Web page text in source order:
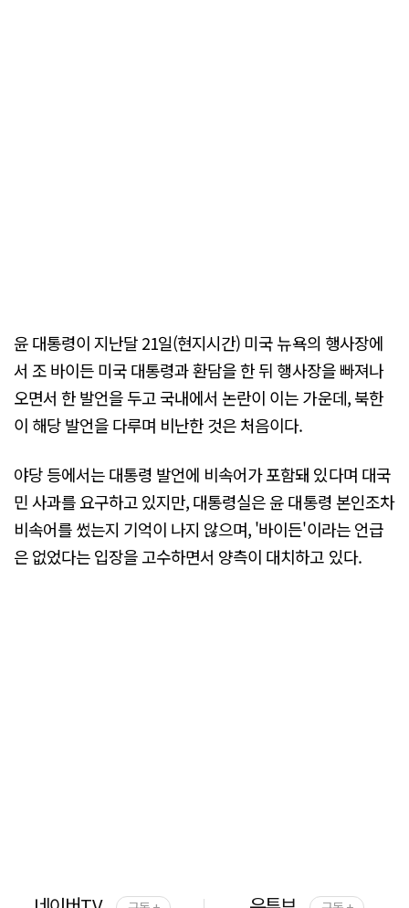
윤 대통령이 지난달 21일(현지시간) 미국 뉴욕의 행사장에
서 조 바이든 미국 대통령과 환담을 한 뒤 행사장을 빠져나
오면서 한 발언을 두고 국내에서 논란이 이는 가운데, 북한
이 해당 발언을 다루며 비난한 것은 처음이다.
야당 등에서는 대통령 발언에 비속어가 포함돼 있다며 대국
민 사과를 요구하고 있지만, 대통령실은 윤 대통령 본인조차
비속어를 썼는지 기억이 나지 않으며, '바이든'이라는 언급
은 없었다는 입장을 고수하면서 양측이 대치하고 있다.